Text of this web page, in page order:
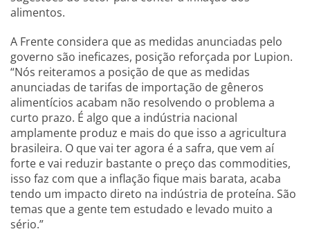
alimentos.
A Frente considera que as medidas anunciadas pelo
governo são ineficazes, posição reforçada por Lupion.
“Nós reiteramos a posição de que as medidas
anunciadas de tarifas de importação de gêneros
alimentícios acabam não resolvendo o problema a
curto prazo. É algo que a indústria nacional
amplamente produz e mais do que isso a agricultura
brasileira. O que vai ter agora é a safra, que vem aí
forte e vai reduzir bastante o preço das commodities,
isso faz com que a inflação fique mais barata, acaba
tendo um impacto direto na indústria de proteína. São
temas que a gente tem estudado e levado muito a
sério.”